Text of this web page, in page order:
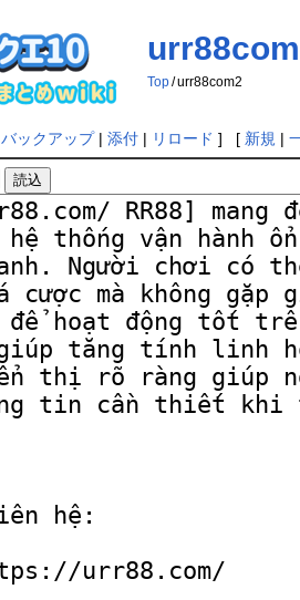
Top /urr88com2
バックアップ| 添付| リロード ] [ 新規 |